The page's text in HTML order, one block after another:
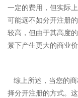
一定的费用，但实际
可能远不如分开注册
较高，但由于其高度
景下产生更大的商业价
综上所述，当您的
择分开注册的方式。